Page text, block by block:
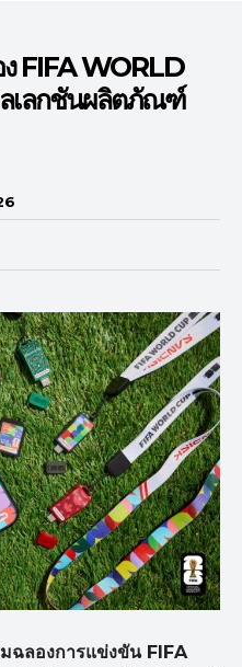
FIFA WORLD
เลกชันผลิตภัณฑ์
ฉลองการแข่งขัน FIFA